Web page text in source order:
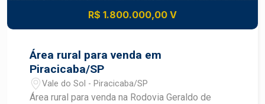
R$ 1.800.000,00 V
Área rural para venda em
Piracicaba/SP
Vale do Sol - Piracicaba/SP
Área rural para venda na Rodovia Geraldo de